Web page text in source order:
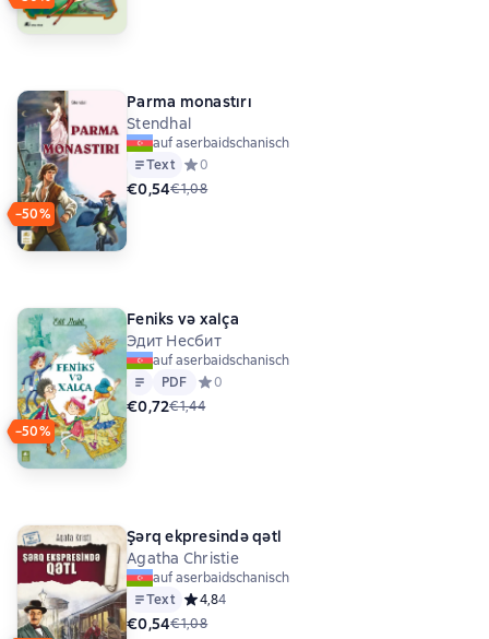
−50%
Parma monastırı
Stendhal
auf aserbaidschanisch
Text Средний рейтинг 0 на основе 0 оценок
0
€0,54€1,08
−50%
Feniks və xalça
Эдит Несбит
auf aserbaidschanisch
Text
PDF
PDF Средний рейтинг 0 на основе 0 оценок
0
€0,72€1,44
Şərq ekpresində qətl
Agatha Christie
auf aserbaidschanisch
Text Средний рейтинг 4,8 на основе 4 оценок
4,84
€0,54€1,08